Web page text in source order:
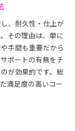
、耐久性・仕上が
その理由は、単に
手間も重要だから
ポートの有無をチ
が効果的です。総
満足度の高いコー